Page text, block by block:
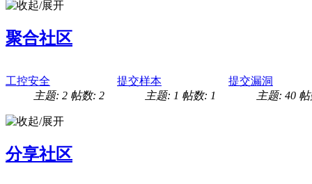
聚合社区
工控安全
主题: 2 帖数: 2
提交样本
主题: 1 帖数: 1
提交漏洞
主题: 40
分享社区